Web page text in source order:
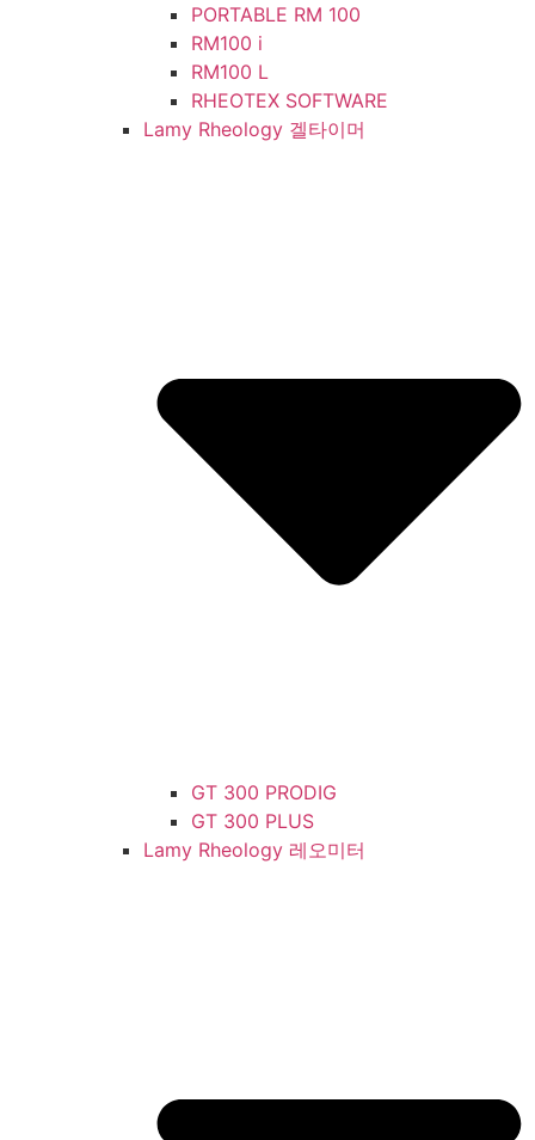
PORTABLE RM 100
RM100 i
RM100 L
RHEOTEX SOFTWARE
Lamy Rheology 겔타이머
GT 300 PRODIG
GT 300 PLUS
Lamy Rheology 레오미터